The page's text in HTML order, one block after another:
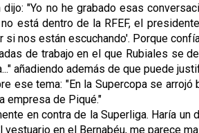
"Yo no he grabado esas
está dentro de la RFEF, el
nos están escuchando'. Porque
de trabajo en el que Rubiales se
añadiendo además de que puede
tema: "En la Supercopa se
empresa de Piqué."
en contra de la Superliga. Haría
en el Bernabéu, me parece